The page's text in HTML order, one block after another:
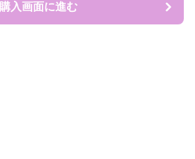
購入画面に進む
購入画面に進む